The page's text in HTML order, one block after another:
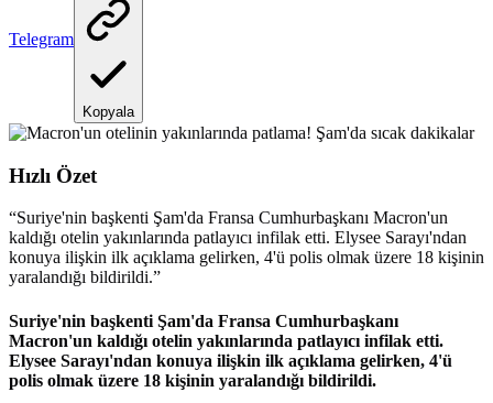
Telegram
Kopyala
Hızlı Özet
“Suriye'nin başkenti Şam'da Fransa Cumhurbaşkanı Macron'un
kaldığı otelin yakınlarında patlayıcı infilak etti. Elysee Sarayı'ndan
konuya ilişkin ilk açıklama gelirken, 4'ü polis olmak üzere 18 kişinin
yaralandığı bildirildi.”
Suriye'nin başkenti Şam'da Fransa Cumhurbaşkanı
Macron'un kaldığı otelin yakınlarında patlayıcı infilak etti.
Elysee Sarayı'ndan konuya ilişkin ilk açıklama gelirken, 4'ü
polis olmak üzere 18 kişinin yaralandığı bildirildi.